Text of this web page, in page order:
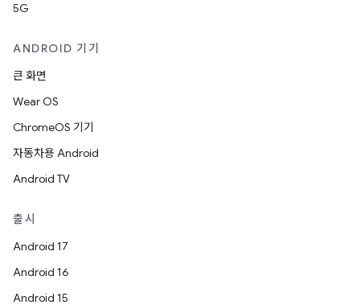
5G
ANDROID 기기
큰 화면
Wear OS
ChromeOS 기기
자동차용 Android
Android TV
출시
Android 17
Android 16
Android 15